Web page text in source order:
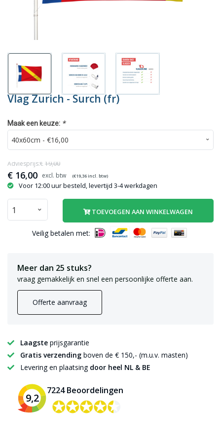
Vlag Zurich - Surch (fr)
Maak een keuze: *
€ 16,00 (€19,36incl. btw)
Adviesprijs:€ 19,00
Voor 12:00 uur besteld, levertijd 3-4 werkdagen
TOEVOEGEN AAN WINKELWAGEN
Veilig betalen met:
Meer dan 25 stuks?
vraag gemakkelijk en snel een persoonlijke offerte aan.
Offerte aanvraag
Laagste prijsgarantie
Gratis verzending boven de € 150,- (m.u.v. masten)
Levering en plaatsing door heel NL & BE
9,2
7224 Beoordelingen
✪✪✪✪✪
✪✪✪✪✪